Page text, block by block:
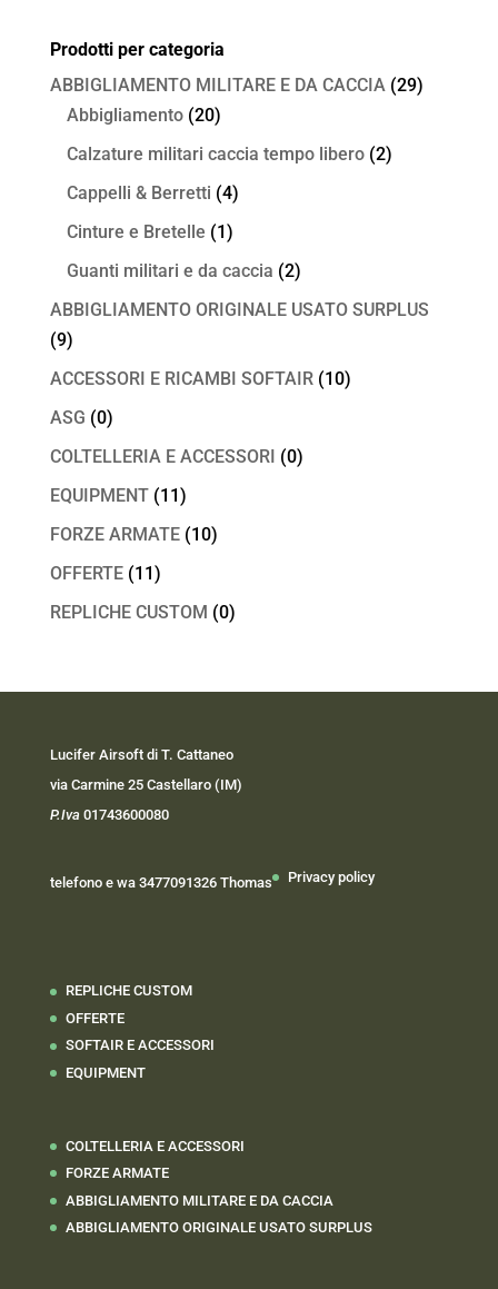
era:
Prodotti per categoria
ABBIGLIAMENTO MILITARE E DA CACCIA (29)
Abbigliamento (20)
Calzature militari caccia tempo libero (2)
Cappelli & Berretti (4)
Cinture e Bretelle (1)
Guanti militari e da caccia (2)
ABBIGLIAMENTO ORIGINALE USATO SURPLUS
(9)
ACCESSORI E RICAMBI SOFTAIR (10)
ASG (0)
COLTELLERIA E ACCESSORI (0)
EQUIPMENT (11)
FORZE ARMATE (10)
OFFERTE (11)
REPLICHE CUSTOM (0)
Lucifer Airsoft di T. Cattaneo
via Carmine 25 Castellaro (IM)
P.Iva 01743600080
telefono e wa 3477091326 Thomas Privacy policy
REPLICHE CUSTOM
OFFERTE
SOFTAIR E ACCESSORI
EQUIPMENT
COLTELLERIA E ACCESSORI
FORZE ARMATE
ABBIGLIAMENTO MILITARE E DA CACCIA
ABBIGLIAMENTO ORIGINALE USATO SURPLUS